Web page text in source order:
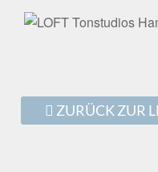
ZURÜCK ZUR